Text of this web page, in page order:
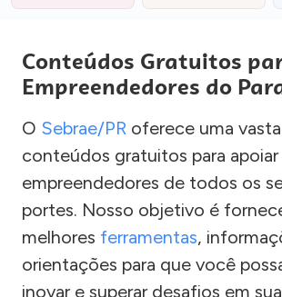
Conteúdos Gratuitos
Empreendedores do
O Sebrae/PR oferece uma
conteúdos gratuitos para apoiar
empreendedores de todos os
portes. Nosso objetivo é
melhores ferramentas,
orientações para que você
inovar e superar desafios em